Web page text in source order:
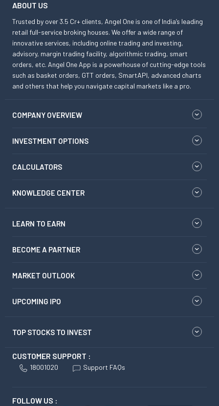
ABOUT US
Trusted by over 3.5 Cr+ clients, Angel One is one of India’s leading
retail full-service broking houses. We offer a wide range of
innovative services, including online trading and investing,
advisory, margin trading facility, algorithmic trading, smart
orders, etc. Angel One App is a powerhouse of cutting-edge tools
such as basket orders, GTT orders, SmartAPI, advanced charts
and others that help you navigate capital markets like a pro.
COMPANY OVERVIEW
INVESTMENT OPTIONS
CALCULATORS
KNOWLEDGE CENTER
LEARN TO EARN
BECOME A PARTNER
MARKET OUTLOOK
UPCOMING IPO
TOP STOCKS TO INVEST
CUSTOMER SUPPORT :
18001020 Support FAQs
FOLLOW US :